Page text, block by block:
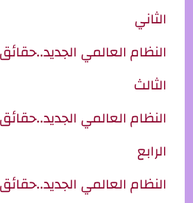
الثاني
النظام العالمي
الثالث
النظام العالمي
الرابع
النظام العالمي